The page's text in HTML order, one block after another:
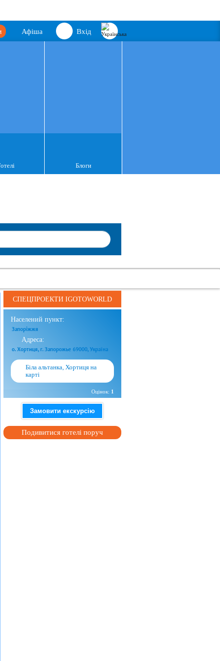
Вхід
Афіша
Блоги
СПЕЦПРОЕКТИ IGOTOWORLD
Населений пункт:
Запоріжжя
Адреса:
о. Хортиця, г. Запорожье 69000, Україна
Біла альтанка, Хортиця на
карті
Оцінок: 1
Замовити екскурсію
Подивитися готелі поруч